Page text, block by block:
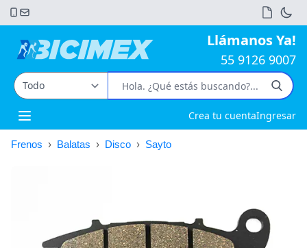
Llámanos Ya!
55 9126 9007
Open main menu Crea tu cuentaIngresar
Frenos › Balatas › Disco › Sayto